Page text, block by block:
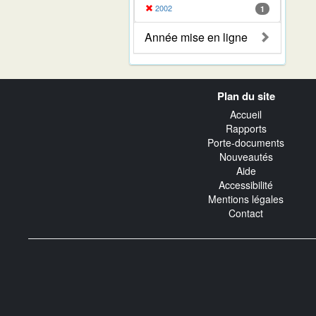
2002 1
Année mise en ligne
Plan du site
Accueil
Rapports
Porte-documents
Nouveautés
Aide
Accessibilité
Mentions légales
Contact